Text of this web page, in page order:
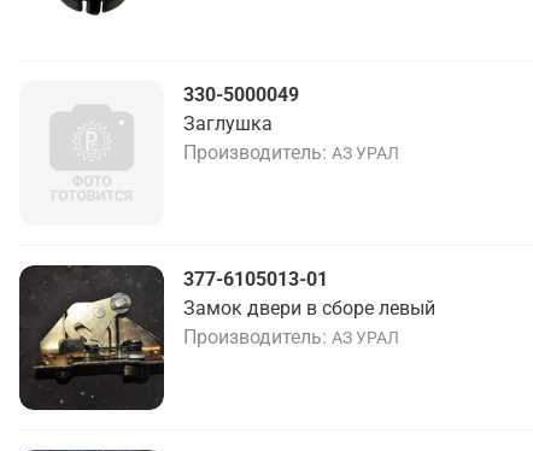
330-5000049
Заглушка
Производитель АЗ УРАЛ
377-6105013-01
Замок двери в сборе левый
Производитель АЗ УРАЛ